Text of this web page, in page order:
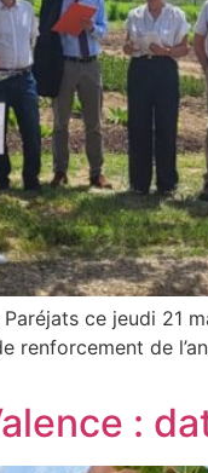
ce jeudi 21
renforcement de
: